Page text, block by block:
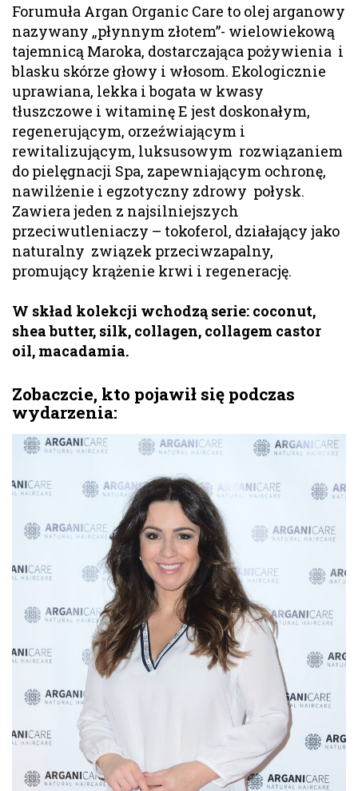
Forumuła Argan Organic Care to olej arganowy
nazywany „płynnym złotem”- wielowiekową
tajemnicą Maroka, dostarczająca pożywienia i
blasku skórze głowy i włosom. Ekologicznie
uprawiana, lekka i bogata w kwasy
tłuszczowe i witaminę E jest doskonałym,
regenerującym, orzeźwiającym i
rewitalizującym, luksusowym rozwiązaniem
do pielęgnacji Spa, zapewniającym ochronę,
nawilżenie i egzotyczny zdrowy połysk.
Zawiera jeden z najsilniejszych
przeciwutleniaczy – tokoferol, działający jako
naturalny związek przeciwzapalny,
promujący krążenie krwi i regenerację.
W skład kolekcji wchodzą serie: coconut,
shea butter, silk, collagen, collagem castor
oil, macadamia.
Zobaczcie, kto pojawił się podczas
wydarzenia: